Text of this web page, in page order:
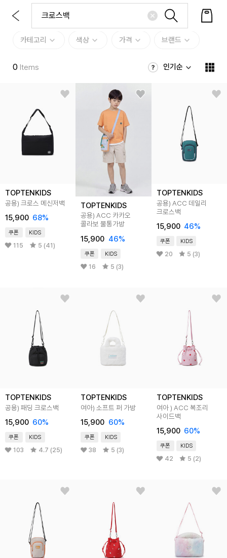
카테고리 색상 가격 브랜드
0 Items 인기순
TOPTENKIDS
공용) 크로스 메신저백
15,900 68%
쿠폰 KIDS
115 5 (41)
TOPTENKIDS
공용) ACC 카카오
콜라보 물통가방
15,900 46%
쿠폰 KIDS
16 5 (3)
TOPTENKIDS
공용) ACC 데일리
크로스백
15,900 46%
쿠폰 KIDS
20 5 (3)
TOPTENKIDS
공용) 패딩 크로스백
15,900 60%
쿠폰 KIDS
103 4.7 (25)
TOPTENKIDS
여아) 소프트 퍼 가방
15,900 60%
쿠폰 KIDS
38 5 (3)
TOPTENKIDS
여아 ) ACC 복조리
사이드백
15,900 60%
쿠폰 KIDS
42 5 (2)